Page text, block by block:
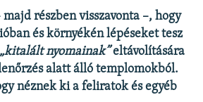
weboldal
részben visszavonta –, hogy
és környékén lépéseket tesz
„kitalált nyomainak”eltávolítására
alatt álló templomokból.
néznek ki a feliratok és egyéb